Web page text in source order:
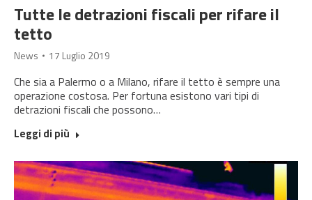
Tutte le detrazioni fiscali per rifare il
tetto
News 17 Luglio 2019
Che sia a Palermo o a Milano, rifare il tetto è sempre una
operazione costosa. Per fortuna esistono vari tipi di
detrazioni fiscali che possono…
Leggi di più